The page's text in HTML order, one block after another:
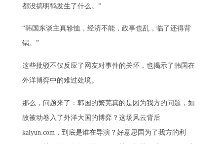
都没搞明鹤发生了什么。”
“韩国东谈主真轸恤，经济不能，政事也乱，临了还得背
锅。”
这些批驳不仅反应了网友对事件的关怀，也揭示了韩国在
外洋博弈中的难过处境。
那么，问题来了：韩国的繁芜真的是因为我方的问题，如
故被动卷入了外洋大国的博弈？这场风云背后
kaiyun.com，到底是谁在导演？好意思国为了我方的利